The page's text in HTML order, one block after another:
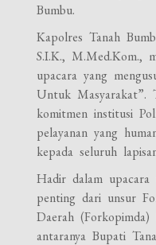
Bumbu.
Kapolres Tanah
S.I.K., M.Med.Kom.,
upacara yang
Untuk Masyarakat”.
komitmen institusi
pelayanan yang
kepada seluruh
Hadir dalam upacara
penting dari unsur
Daerah
antaranya Bupati